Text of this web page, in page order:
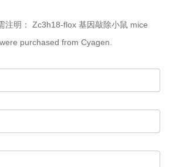
注明： Zc3h18-flox 基因敲除小鼠 mice
purchased from Cyagen.